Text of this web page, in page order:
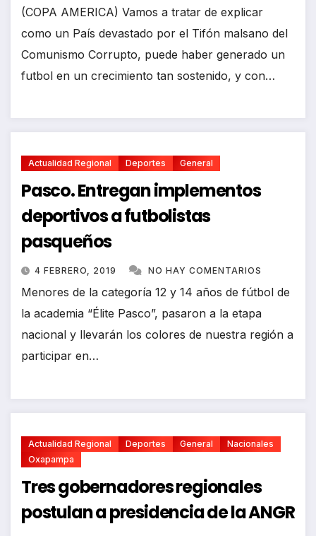
(COPA AMERICA) Vamos a tratar de explicar
como un País devastado por el Tifón malsano del
Comunismo Corrupto, puede haber generado un
futbol en un crecimiento tan sostenido, y con…
Actualidad Regional Deportes General
Pasco. Entregan implementos
deportivos a futbolistas
pasqueños
4 FEBRERO, 2019 NO HAY COMENTARIOS
Menores de la categoría 12 y 14 años de fútbol de
la academia “Élite Pasco”, pasaron a la etapa
nacional y llevarán los colores de nuestra región a
participar en…
Actualidad Regional Deportes General
Nacionales
Oxapampa
Tres gobernadores regionales
postulan a presidencia de la ANGR